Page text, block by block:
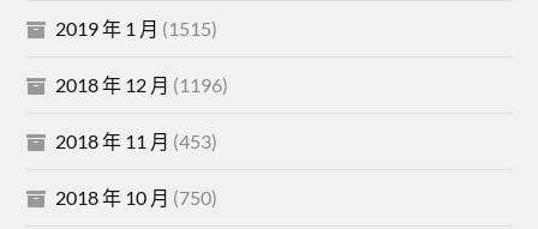
2019 年 1 月 (1515)
2018 年 12 月 (1196)
2018 年 11 月 (453)
2018 年 10 月 (750)